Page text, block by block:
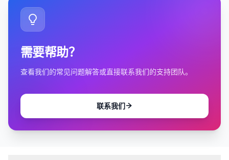
需要帮助？
查看我们的常见问题解答或直接联系我们的支持团队。
联系我们